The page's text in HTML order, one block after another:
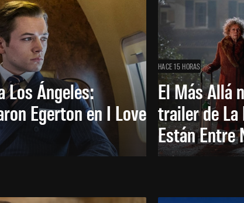
Los Ángeles:
Egerton en I Love
HACE 15 HORAS
El Más Allá
trailer de La
Están Entre